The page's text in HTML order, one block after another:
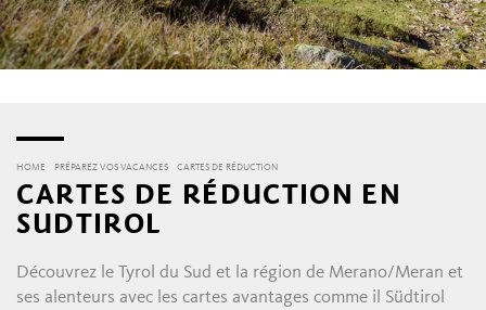
HOME PRÉPAREZ VOS VACANCES CARTES DE RÉDUCTION
CARTES DE RÉDUCTION EN
SUDTIROL
Découvrez le Tyrol du Sud et la région de Merano/Meran et
ses alenteurs avec les cartes avantages comme il Südtirol